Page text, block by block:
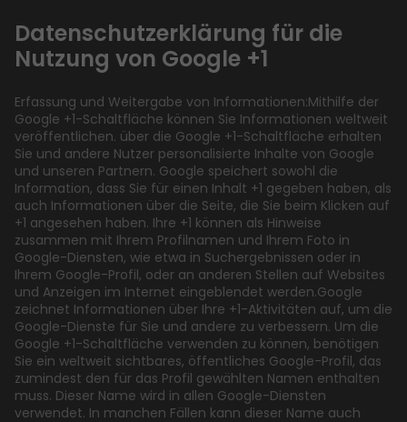
Datenschutzerklärung für die
Nutzung von Google +1
Erfassung und Weitergabe von Informationen:Mithilfe der
Google +1-Schaltfläche können Sie Informationen weltweit
veröffentlichen. über die Google +1-Schaltfläche erhalten
Sie und andere Nutzer personalisierte Inhalte von Google
und unseren Partnern. Google speichert sowohl die
Information, dass Sie für einen Inhalt +1 gegeben haben, als
auch Informationen über die Seite, die Sie beim Klicken auf
+1 angesehen haben. Ihre +1 können als Hinweise
zusammen mit Ihrem Profilnamen und Ihrem Foto in
Google-Diensten, wie etwa in Suchergebnissen oder in
Ihrem Google-Profil, oder an anderen Stellen auf Websites
und Anzeigen im Internet eingeblendet werden.Google
zeichnet Informationen über Ihre +1-Aktivitäten auf, um die
Google-Dienste für Sie und andere zu verbessern. Um die
Google +1-Schaltfläche verwenden zu können, benötigen
Sie ein weltweit sichtbares, öffentliches Google-Profil, das
zumindest den für das Profil gewählten Namen enthalten
muss. Dieser Name wird in allen Google-Diensten
verwendet. In manchen Fällen kann dieser Name auch